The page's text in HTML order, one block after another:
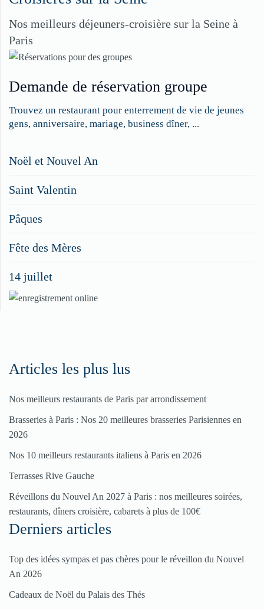
Nos meilleurs déjeuners-croisière sur la Seine à
Paris
Demande de réservation groupe
Trouvez un restaurant pour enterrement de vie de jeunes
gens, anniversaire, mariage, business dîner, ...
Pour
enregistrer
restaurant
ici
Noël et Nouvel An
Saint Valentin
Pâques
Fête des Mères
14 juillet
Articles les plus lus
Nos meilleurs restaurants de Paris par arrondissement
Brasseries à Paris : Nos 20 meilleures brasseries Parisiennes en
2026
Nos 10 meilleurs restaurants italiens à Paris en 2026
Terrasses Rive Gauche
Réveillons du Nouvel An 2027 à Paris : nos meilleures soirées,
restaurants, dîners croisière, cabarets à plus de 100€
Derniers articles
Top des idées sympas et pas chères pour le réveillon du Nouvel
An 2026
Cadeaux de Noël du Palais des Thés